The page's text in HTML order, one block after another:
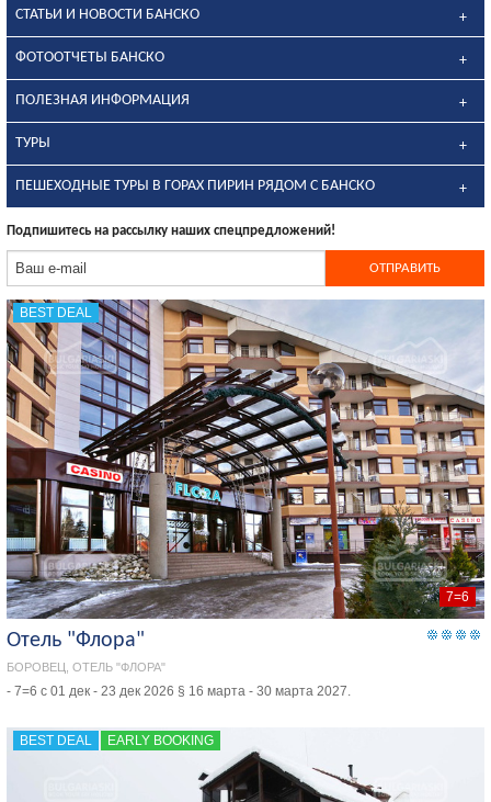
СТАТЬИ И НОВОСТИ БАНСКО
ФОТООТЧЕТЫ БАНСКО
ПОЛЕЗНАЯ ИНФОРМАЦИЯ
ТУРЫ
ПЕШЕХОДНЫЕ ТУРЫ В ГОРАХ ПИРИН РЯДОМ С БАНСКО
Подпишитесь на рассылку наших спецпредложений!
BEST DEAL
7=6
Отель "Флора"
БОРОВЕЦ, ОТЕЛЬ "ФЛОРА"
- 7=6 с 01 дек - 23 дек 2026 § 16 марта - 30 марта 2027.
BEST DEAL EARLY BOOKING